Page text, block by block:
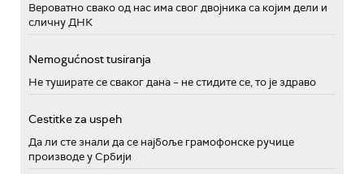
Вероватно свако од нас има свог двојника са којим дели и
сличну ДНК
Nemogućnost tusiranja
Не туширате се сваког дана – не стидите се, то је здраво
Cestitke za uspeh
Да ли сте знали да се најбоље грамофонске ручице
производе у Србији